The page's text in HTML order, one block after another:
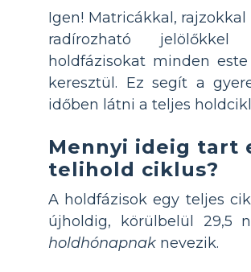
Igen! Matricákkal, rajzokkal
radírozható
holdfázisokat minden
keresztül. Ez segít a
időben látni a teljes
Mennyi ideig tart
telihold ciklus?
A holdfázisok egy teljes
újholdig, körülbelül 29,5
holdhónapnak nevezik.